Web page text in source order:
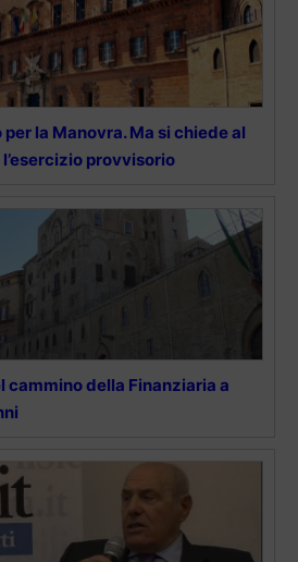
per la Manovra. Ma si chiede al
provvisorio
cammino della Finanziaria a